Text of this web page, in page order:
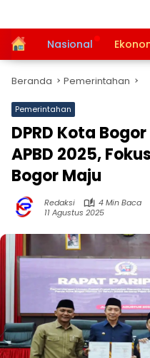
HomeNasional
Beranda Pemerintahan
Pemerintahan
DPRD Kota
APBD 2025,
Bogor Maju
Redaksi
4 Min Baca
11 Agustus 2025